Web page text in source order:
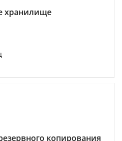
хранилище
копирования